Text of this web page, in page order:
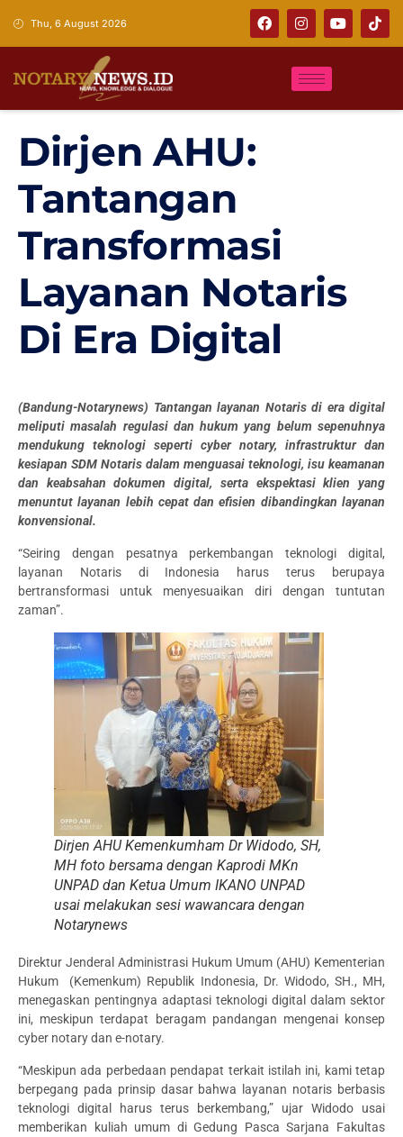
Thu, 6 August 2026
Dirjen AHU:
Tantangan
Transformasi
Layanan Notaris
Di Era Digital
(Bandung-Notarynews) Tantangan layanan Notaris di era digital
meliputi masalah regulasi dan hukum yang belum sepenuhnya
mendukung teknologi seperti cyber notary, infrastruktur dan
kesiapan SDM Notaris dalam menguasai teknologi, isu keamanan
dan keabsahan dokumen digital, serta ekspektasi klien yang
menuntut layanan lebih cepat dan efisien dibandingkan layanan
konvensional.
“Seiring dengan pesatnya perkembangan teknologi digital,
layanan Notaris di Indonesia harus terus berupaya
bertransformasi untuk menyesuaikan diri dengan tuntutan
zaman”.
Dirjen AHU Kemenkumham Dr Widodo, SH,
MH foto bersama dengan Kaprodi MKn
UNPAD dan Ketua Umum IKANO UNPAD
usai melakukan sesi wawancara dengan
Notarynews
Direktur Jenderal Administrasi Hukum Umum (AHU) Kementerian
Hukum (Kemenkum) Republik Indonesia, Dr. Widodo, SH., MH,
menegaskan pentingnya adaptasi teknologi digital dalam sektor
ini, meskipun terdapat beragam pandangan mengenai konsep
cyber notary dan e-notary.
“Meskipun ada perbedaan pendapat terkait istilah ini, kami tetap
berpegang pada prinsip dasar bahwa layanan notaris berbasis
teknologi digital harus terus berkembang,” ujar Widodo usai
memberikan kuliah umum di Gedung Pasca Sarjana Fakultas